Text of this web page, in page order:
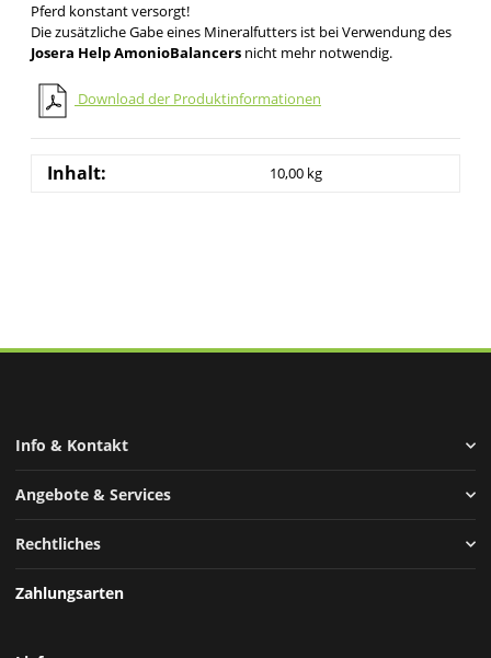
Pferd konstant versorgt!
Die zusätzliche Gabe eines Mineralfutters ist bei Verwendung des
Josera Help AmonioBalancers nicht mehr notwendig.
Download der Produktinformationen
Inhalt: 10,00 kg
Info & Kontakt
Angebote & Services
Rechtliches
Zahlungsarten